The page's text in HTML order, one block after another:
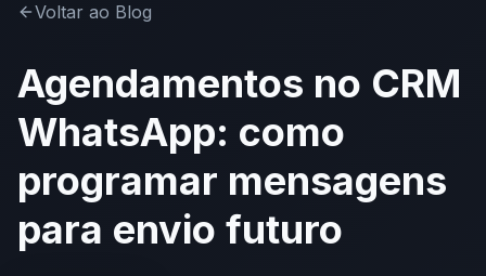
Voltar ao Blog
Agendamentos no CRM
WhatsApp: como
programar mensagens
para envio futuro